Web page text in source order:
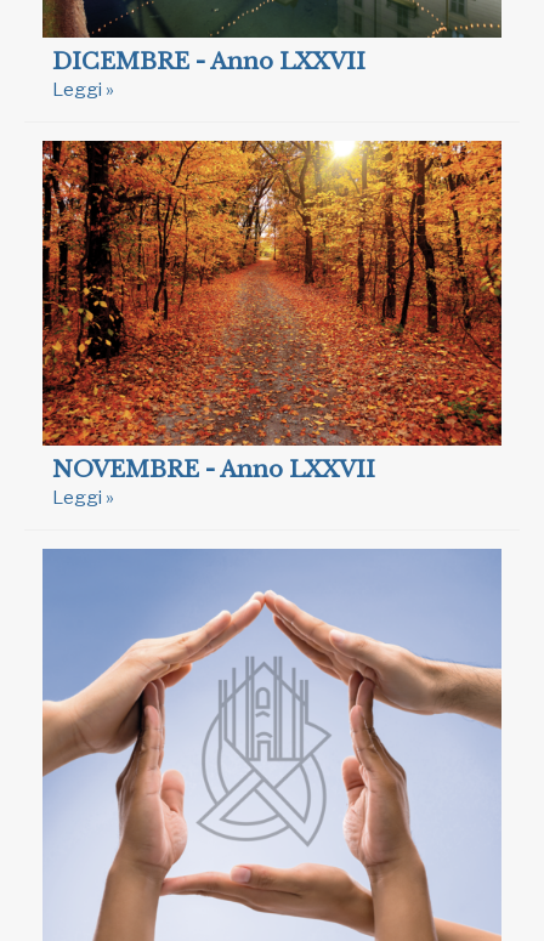
DICEMBRE - Anno LXXVII
Leggi »
NOVEMBRE - Anno LXXVII
Leggi »